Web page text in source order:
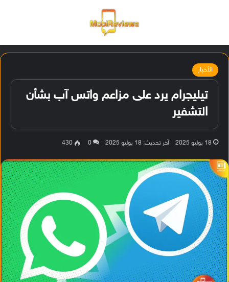
الأخبار
تيليجرام يرد على مزاعم واتس آب بشأن
التشفير
18 يوليو 2025 آخر تحديث: 18 يوليو 2025 0
430